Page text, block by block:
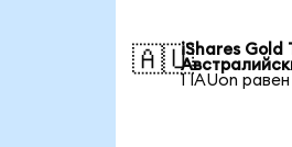
🇦🇺iShares Gold
1 IAUon равен